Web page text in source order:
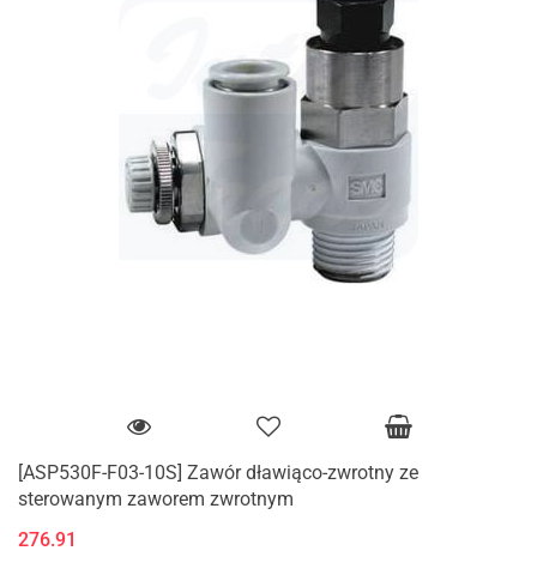
[ASP530F-F03-10S] Zawór dławiąco-zwrotny ze
sterowanym zaworem zwrotnym
276.91